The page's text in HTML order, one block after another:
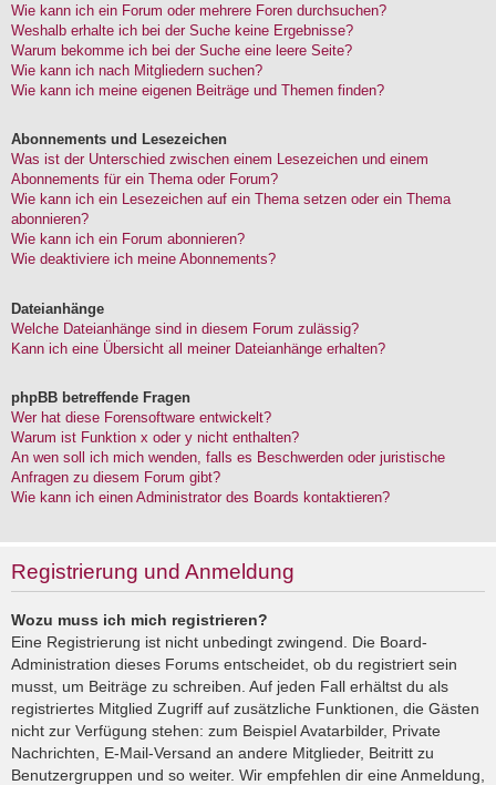
Wie kann ich ein Forum oder mehrere Foren durchsuchen?
Weshalb erhalte ich bei der Suche keine Ergebnisse?
Warum bekomme ich bei der Suche eine leere Seite?
Wie kann ich nach Mitgliedern suchen?
Wie kann ich meine eigenen Beiträge und Themen finden?
Abonnements und Lesezeichen
Was ist der Unterschied zwischen einem Lesezeichen und einem
Abonnements für ein Thema oder Forum?
Wie kann ich ein Lesezeichen auf ein Thema setzen oder ein Thema
abonnieren?
Wie kann ich ein Forum abonnieren?
Wie deaktiviere ich meine Abonnements?
Dateianhänge
Welche Dateianhänge sind in diesem Forum zulässig?
Kann ich eine Übersicht all meiner Dateianhänge erhalten?
phpBB betreffende Fragen
Wer hat diese Forensoftware entwickelt?
Warum ist Funktion x oder y nicht enthalten?
An wen soll ich mich wenden, falls es Beschwerden oder juristische
Anfragen zu diesem Forum gibt?
Wie kann ich einen Administrator des Boards kontaktieren?
Registrierung und Anmeldung
Wozu muss ich mich registrieren?
Eine Registrierung ist nicht unbedingt zwingend. Die Board-
Administration dieses Forums entscheidet, ob du registriert sein
musst, um Beiträge zu schreiben. Auf jeden Fall erhältst du als
registriertes Mitglied Zugriff auf zusätzliche Funktionen, die Gästen
nicht zur Verfügung stehen: zum Beispiel Avatarbilder, Private
Nachrichten, E-Mail-Versand an andere Mitglieder, Beitritt zu
Benutzergruppen und so weiter. Wir empfehlen dir eine Anmeldung,